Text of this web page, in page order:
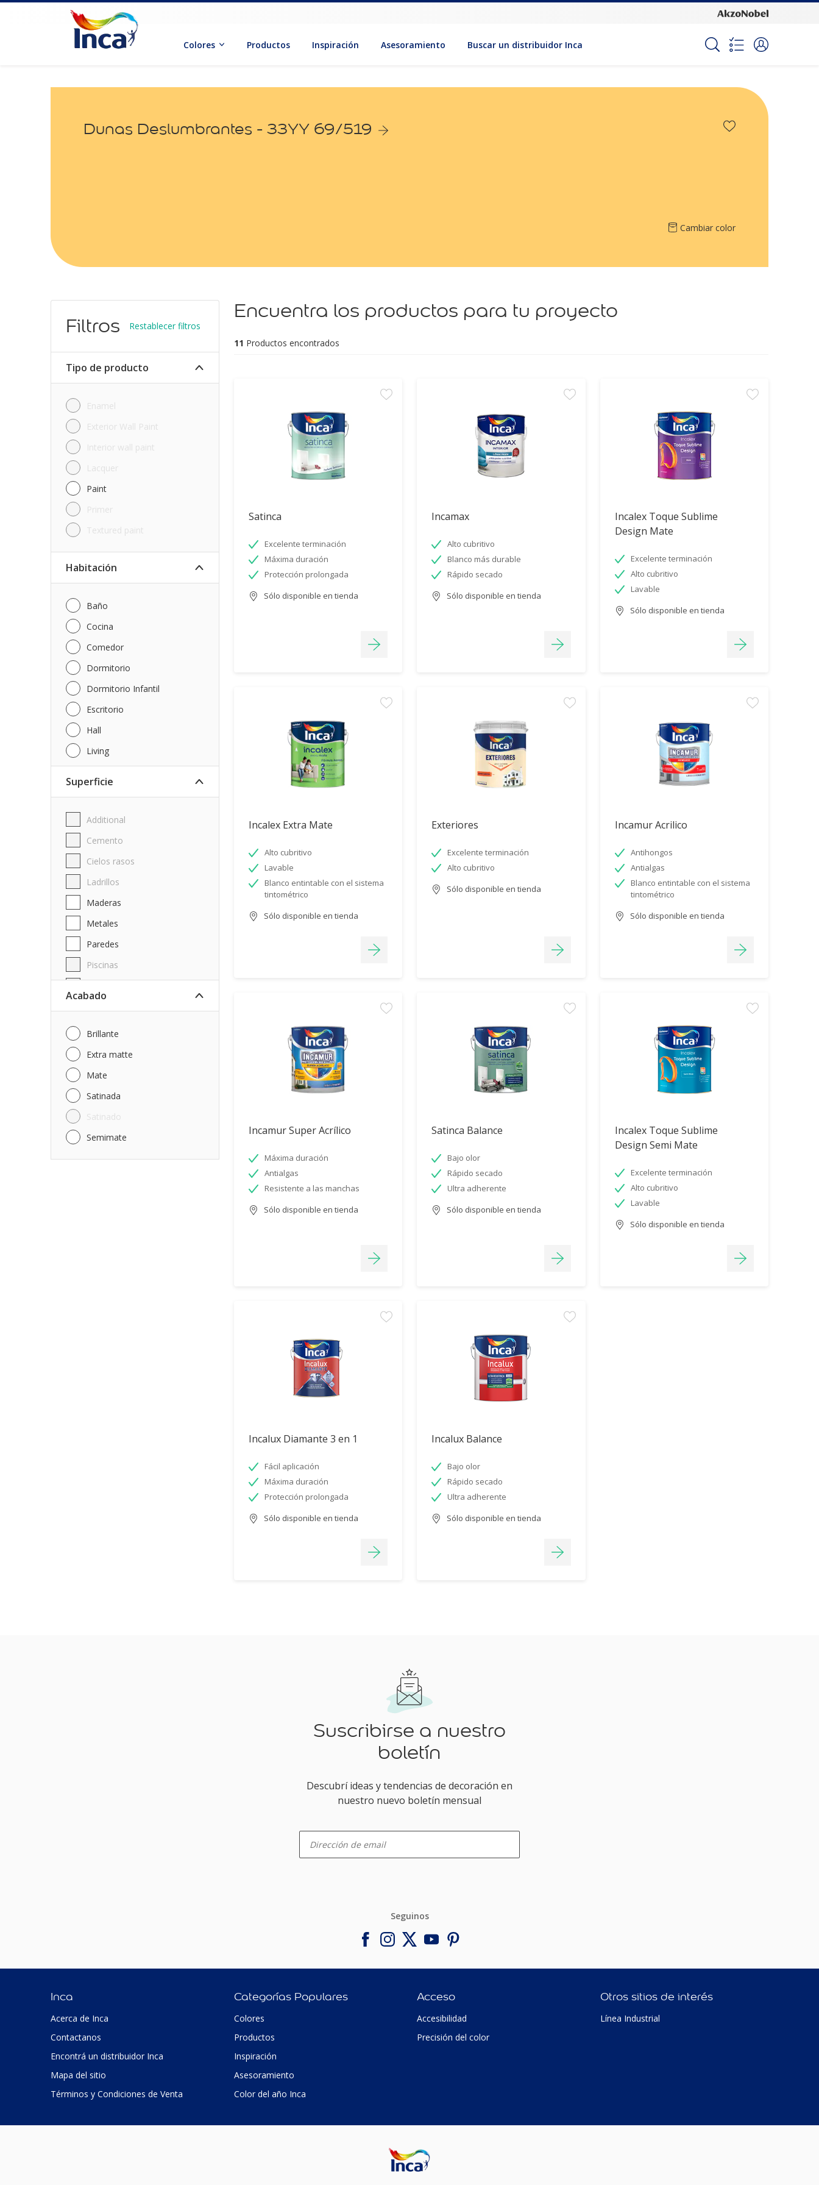
Colores Productos Inspiración Asesoramiento Buscar un distribuidor Inca
Dunas Deslumbrantes - 33YY 69/519
Cambiar color
Filtros Restablecer filtros
Tipo de producto
Enamel
Exterior Wall Paint
Interior wall paint
Lacquer
Paint
Primer
Textured paint
Habitación
Baño
Cocina
Comedor
Dormitorio
Dormitorio Infantil
Escritorio
Hall
Living
Superficie
Additional
Cemento
Cielos rasos
Ladrillos
Maderas
Metales
Paredes
Piscinas
Acabado
Brillante
Extra matte
Mate
Satinada
Satinado
Semimate
Encuentra los productos para tu proyecto
11 Productos encontrados
Satinca
Excelente terminación
Máxima duración
Protección prolongada
Sólo disponible en tienda
Incamax
Alto cubritivo
Blanco más durable
Rápido secado
Sólo disponible en tienda
Incalex Toque Sublime
Design Mate
Excelente terminación
Alto cubritivo
Lavable
Sólo disponible en tienda
Incalex Extra Mate
Alto cubritivo
Lavable
Blanco entintable con el sistema
tintométrico
Sólo disponible en tienda
Exteriores
Excelente terminación
Alto cubritivo
Sólo disponible en tienda
Incamur Acrilico
Antihongos
Antialgas
Blanco entintable con el sistema
tintométrico
Sólo disponible en tienda
Incamur Super Acrílico
Máxima duración
Antialgas
Resistente a las manchas
Sólo disponible en tienda
Satinca Balance
Bajo olor
Rápido secado
Ultra adherente
Sólo disponible en tienda
Incalex Toque Sublime
Design Semi Mate
Excelente terminación
Alto cubritivo
Lavable
Sólo disponible en tienda
Incalux Diamante 3 en 1
Fácil aplicación
Máxima duración
Protección prolongada
Sólo disponible en tienda
Incalux Balance
Bajo olor
Rápido secado
Ultra adherente
Sólo disponible en tienda
Suscribirse a nuestro
boletín
Descubrí ideas y tendencias de decoración en
nuestro nuevo boletín mensual
Seguinos
Inca
Acerca de Inca
Contactanos
Encontrá un distribuidor Inca
Mapa del sitio
Términos y Condiciones de Venta
Categorías Populares
Colores
Productos
Inspiración
Asesoramiento
Color del año Inca
Acceso
Accesibilidad
Precisión del color
Otros sitios de interés
Línea Industrial